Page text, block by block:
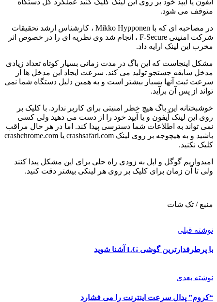
متوقف می شود.
در مصاحبه ای که با Mikko Hypponen ، کارشناس ارشد تحقیقات
شرکت امنیتی F-Secure ، انجام شد وی نظریه ای را در خصوص اثر
مخرب این لینک ارایه داد.
مشکل اینجاست که این باگ در مدت زمانی بسیار کوتاه تعداد زیادی
مدخل سابقه جستجو تولید می کند. سرعت ایجاد این مدخل ها از
سرعت ثبت آنها بسیار بیشتر است و به همین دلیل دستگاه شما نمی
تواند از پس آن برآید.
خوشبختانه این باگ هیچ خطر امنیتی برای کاربر ندارد. با کلیک بر
روی این لینک آیفون و یا آیپد خود را از دست می دهید ولی کسی
نمی تواند به اطلاعات شما دسترسی پیدا کند. اما در هر حال مراقب
باشید و به هیچوجه بر روی لینک crashsafari.com یا crashchrome.com
کلیک نکنید.
امیدواریم گوگل و اپل به زودی راه حلی برای این مشکل پیدا کنند
ولی تا آن زمان برای کلیک بر روی هر لینکی بیشتر دقت کنید.
منبع / تک شات
نوشته قبلی
با پرطرفدارترین گوشی LG آشنا شوید
نوشته بعدی
“کروم” پدال سرعت اینترنت را می فشارد